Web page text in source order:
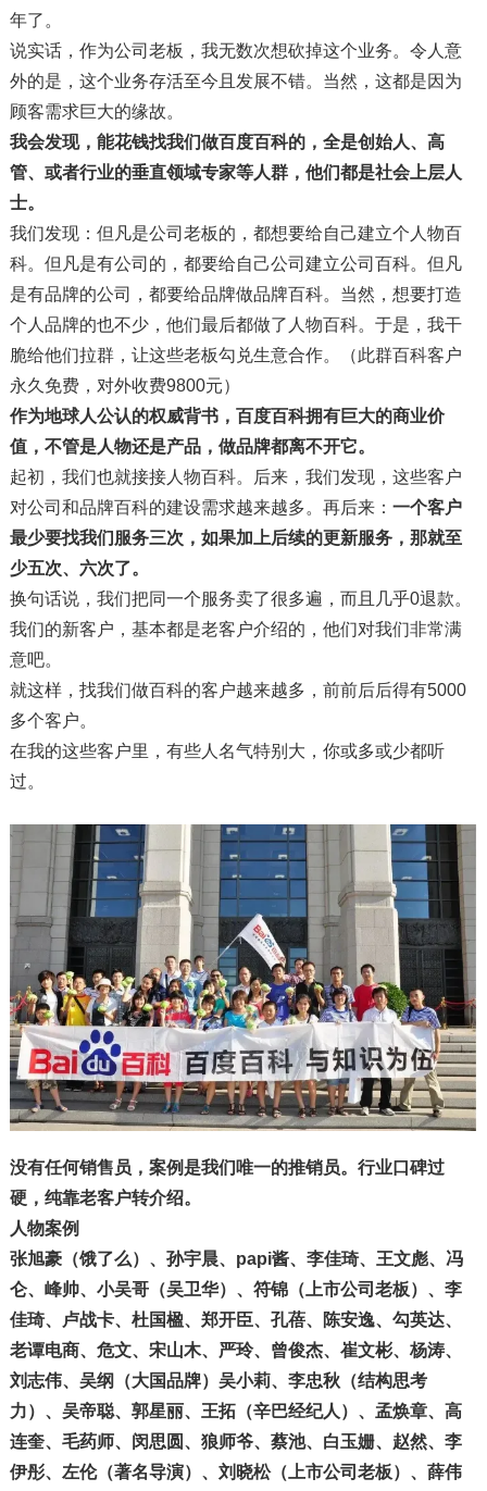
年了。
说实话，作为公司老板，我无数次想砍掉这个业务。令人意
外的是，这个业务存活至今且发展不错。当然，这都是因为
顾客需求巨大的缘故。
我会发现，能花钱找我们做百度百科的，全是创始人、高
管、或者行业的垂直领域专家等人群，他们都是社会上层人
士。
我们发现：但凡是公司老板的，都想要给自己建立个人物百
科。但凡是有公司的，都要给自己公司建立公司百科。但凡
是有品牌的公司，都要给品牌做品牌百科。当然，想要打造
个人品牌的也不少，他们最后都做了人物百科。于是，我干
脆给他们拉群，让这些老板勾兑生意合作。（此群百科客户
永久免费，对外收费9800元）
作为地球人公认的权威背书，百度百科拥有巨大的商业价
值，不管是人物还是产品，做品牌都离不开它。
起初，我们也就接接人物百科。后来，我们发现，这些客户
对公司和品牌百科的建设需求越来越多。再后来： 一个客户
最少要找我们服务三次，如果加上后续的更新服务，那就至
少五次、六次了。
换句话说，我们把同一个服务卖了很多遍，而且几乎0退款。
我们的新客户，基本都是老客户介绍的，他们对我们非常满
意吧。
就这样，找我们做百科的客户越来越多，前前后后得有5000
多个客户。
在我的这些客户里，有些人名气特别大，你或多或少都听
过。
没有任何销售员，案例是我们唯一的推销员。 行业口碑过
硬，纯靠老客户转介绍。
人物案例
张旭豪（饿了么）、孙宇晨、papi酱、李佳琦、王文彪、冯
仑、峰帅、小吴哥（吴卫华）、符锦（上市公司老板）、李
佳琦、卢战卡、杜国楹、郑开臣、孔蓓、陈安逸、勾英达、
老谭电商、危文、宋山木、严玲、曾俊杰、崔文彬、杨涛、
刘志伟、吴纲（大国品牌）吴小莉、李忠秋（结构思考
力）、吴帝聪、郭星丽、王拓（辛巴经纪人）、孟焕章、 高
连奎、 毛药师、闵思圆、狼师爷、蔡池、白玉姗、赵然、李
伊彤、左伦（著名导演）、刘晓松（上市公司老板）、薛伟